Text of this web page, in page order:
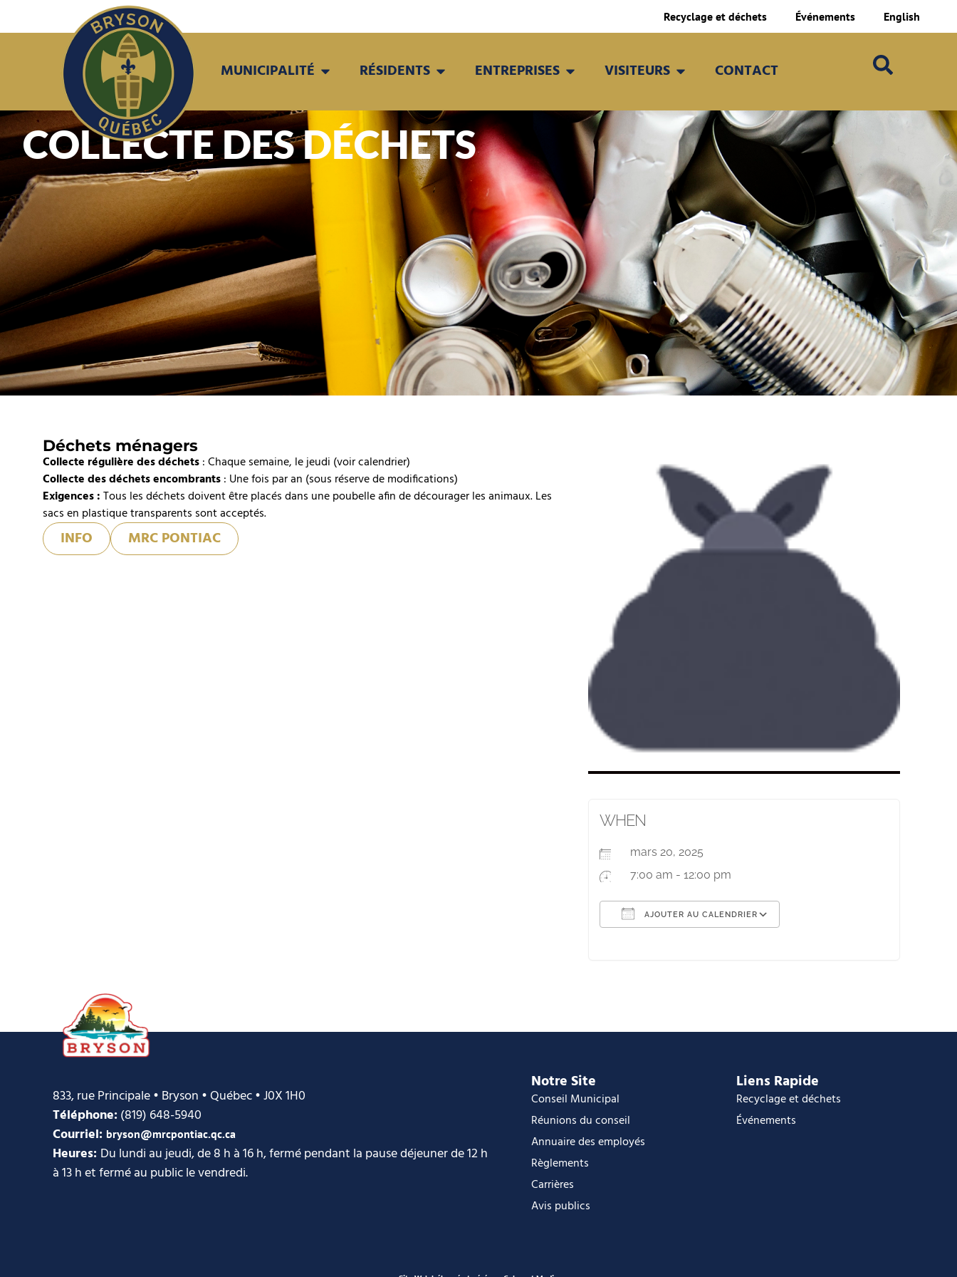
Recyclage et déchets Événements English
MUNICIPALITÉ RÉSIDENTS ENTREPRISES VISITEURS CONTACT
COLLECTE DES DÉCHETS
Déchets ménagers
Collecte régulière des déchets: Chaque semaine, le jeudi (voir calendrier)
Collecte des déchets encombrants: Une fois par an (sous réserve de modifications)
Exigences :Tous les déchets doivent être placés dans une poubelle afin de décourager les animaux. Les
sacs en plastique transparents sont acceptés.
INFO MRC PONTIAC
WHEN
mars 20, 2025
7:00 am - 12:00 pm
AJOUTER AU CALENDRIER
833, rue Principale • Bryson • Québec • J0X 1H0
Téléphone:(819) 648-5940
Courriel: bryson@mrcpontiac.qc.ca
Heures: Du lundi au jeudi, de 8 h à 16 h, fermé pendant la pause déjeuner de 12 h
à 13 h et fermé au public le vendredi.
Notre Site
Conseil Municipal
Réunions du conseil
Annuaire des employés
Règlements
Carrières
Avis publics
Liens Rapide
Recyclage et déchets
Événements